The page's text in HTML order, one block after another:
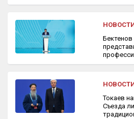
Бектенов
Токаев
Съезда